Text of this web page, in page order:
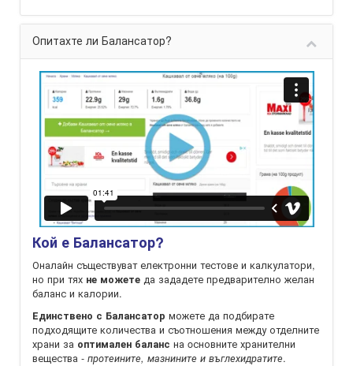
Опитахте ли Балансатор?
Кой е Балансатор?
Оналайн съществуват електронни тестове и калкулатори,
но при тях не можете да зададете предварително желан
баланс и калории.
Единствено с Балансатор можете да подбирате
подходящите количества и съотношения между отделните
храни за оптимален баланс на oсновните хранителни
вещества - протеините, мазнините и въглехидратите.